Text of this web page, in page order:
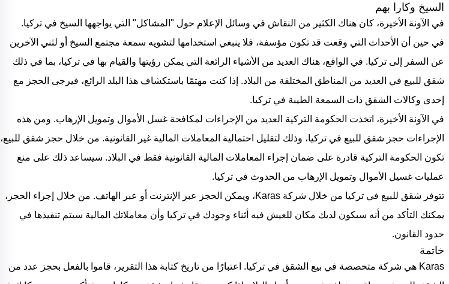
السيخ وكارا بهم
في الآونة الأخيرة، كان هناك الكثير من النقاش في وسائل الإعلام حول "المشاكل" التي يواجهها السيخ في تركيا.
في حين أن الأحداث التي وقعت قد تكون مؤسفة، فلا ينبغي استخدامها لتشويه سمعة مجتمع السيخ أو لثني الآخرين
عن السفر إلى تركيا. في الواقع، هناك العديد من الأشياء الرائعة التي يمكن رؤيتها والقيام بها في تركيا، بما في ذلك
شقق للبيع في العديد من المناطق المختلفة من البلاد. إذا كنت مهتمًا باستكشاف هذا البلد الرائع، فيرجى الحجز مع
إحدى وكالات الشقق ذات السمعة الطيبة في تركيا.
في الآونة الأخيرة، اتخذت الحكومة التركية العديد من الإجراءات لمكافحة غسل الأموال وتمويل الإرهاب. ومن هذه
الإجراءات حجز شقق للبيع في تركيا، وذلك لتقليل احتمالية المعاملات المالية غير القانونية. من خلال حجز شقق للبيع،
تكون الحكومة التركية قادرة على ضمان إجراء المعاملات المالية القانونية فقط في البلاد. سيساعد ذلك على منع
عمليات غسيل الأموال وتمويل الإرهاب من الحدوث في تركيا.
تتوفر شقق للبيع في تركيا من خلال شركة Karas، ويمكن الحجز عبر الإنترنت أو عبر الهاتف. من خلال إجراء الحجز،
يمكنك التأكد من أنه سيكون لديك مكان للعيش فيه أثناء وجودك في تركيا وأن معاملاتك المالية سيتم تنفيذها في
حدود القانون.
خاتمة
Karas هي شركة متخصصة في بيع الشقق في تركيا. اعتبارًا من تاريخ كتابة هذا التقرير، قاموا بالفعل بحجز عدد من